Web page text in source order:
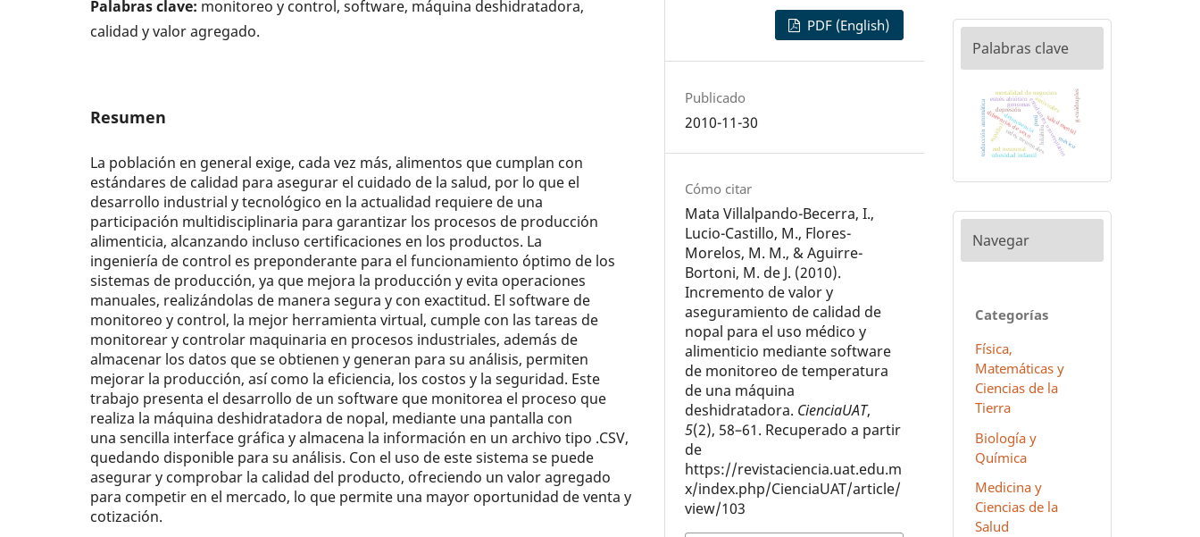
Palabras clave: monitoreo y control, software, máquina deshidratadora,
calidad y valor agregado.
Resumen
La población en general exige, cada vez más, alimentos que cumplan con
estándares de calidad para asegurar el cuidado de la salud, por lo que el
desarrollo industrial y tecnológico en la actualidad requiere de una
participación multidisciplinaria para garantizar los procesos de producción
alimenticia, alcanzando incluso certificaciones en los productos. La
ingeniería de control es preponderante para el funcionamiento óptimo de los
sistemas de producción, ya que mejora la producción y evita operaciones
manuales, realizándolas de manera segura y con exactitud. El software de
monitoreo y control, la mejor herramienta virtual, cumple con las tareas de
monitorear y controlar maquinaria en procesos industriales, además de
almacenar los datos que se obtienen y generan para su análisis, permiten
mejorar la producción, así como la eficiencia, los costos y la seguridad. Este
trabajo presenta el desarrollo de un software que monitorea el proceso que
realiza la máquina deshidratadora de nopal, mediante una pantalla con
una sencilla interface gráfica y almacena la información en un archivo tipo .CSV,
quedando disponible para su análisis. Con el uso de este sistema se puede
asegurar y comprobar la calidad del producto, ofreciendo un valor agregado
para competir en el mercado, lo que permite una mayor oportunidad de venta y
cotización.
PDF (English)
Publicado
2010-11-30
Cómo citar
Mata Villalpando-Becerra, I.,
Lucio-Castillo, M., Flores-
Morelos, M. M., & Aguirre-
Bortoni, M. de J. (2010).
Incremento de valor y
aseguramiento de calidad de
nopal para el uso médico y
alimenticio mediante software
de monitoreo de temperatura
de una máquina
deshidratadora. CienciaUAT,
5(2), 58–61. Recuperado a partir
de
https://revistaciencia.uat.edu.m
x/index.php/CienciaUAT/article/
view/103
Palabras clave
depresión estudiantes universitarios
diferencias de sexo salud mental
g-cuádruples
genomas antivirales
delincuencia
mortalidad de negocios
perú
traducción automática hñähñu
españolredes neuronales
red neuronal
obesidad infantil
méxico
estrés abiótico
Navegar
Categorías
Física,
Matemáticas y
Ciencias de la
Tierra
Biología y
Química
Medicina y
Ciencias de la
Salud